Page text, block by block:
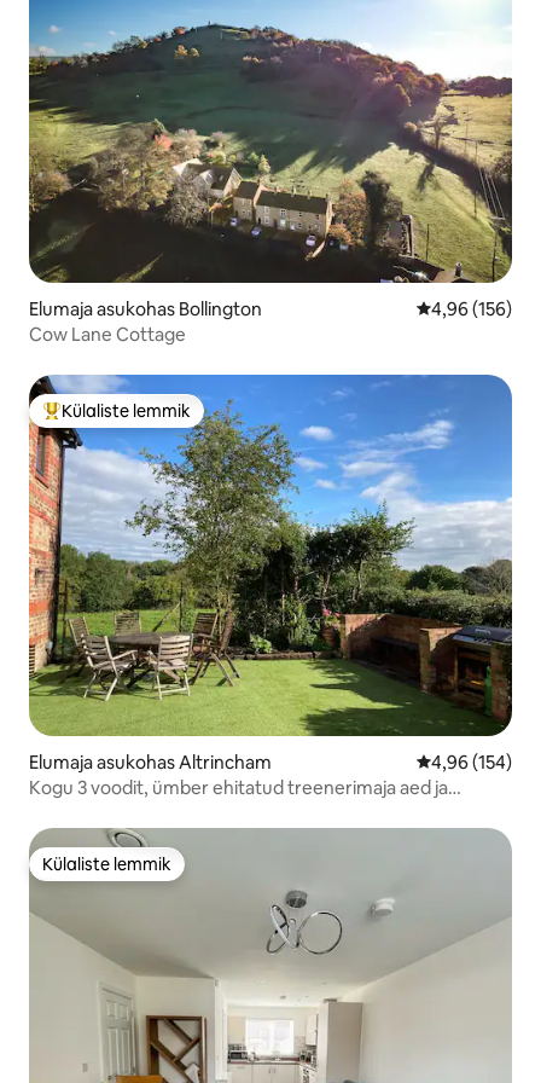
Elumaja asukohas Bollington Keskmine
4,96 (156)
Cow Lane Cottage
Külaliste suur lemmik
Külaliste lemmik
Elumaja asukohas Altrincham Keskmine
4,96 (154)
Kogu 3 voodit, ümber ehitatud treenerimaja aed ja
Külaliste lemmik
Külaliste lemmik